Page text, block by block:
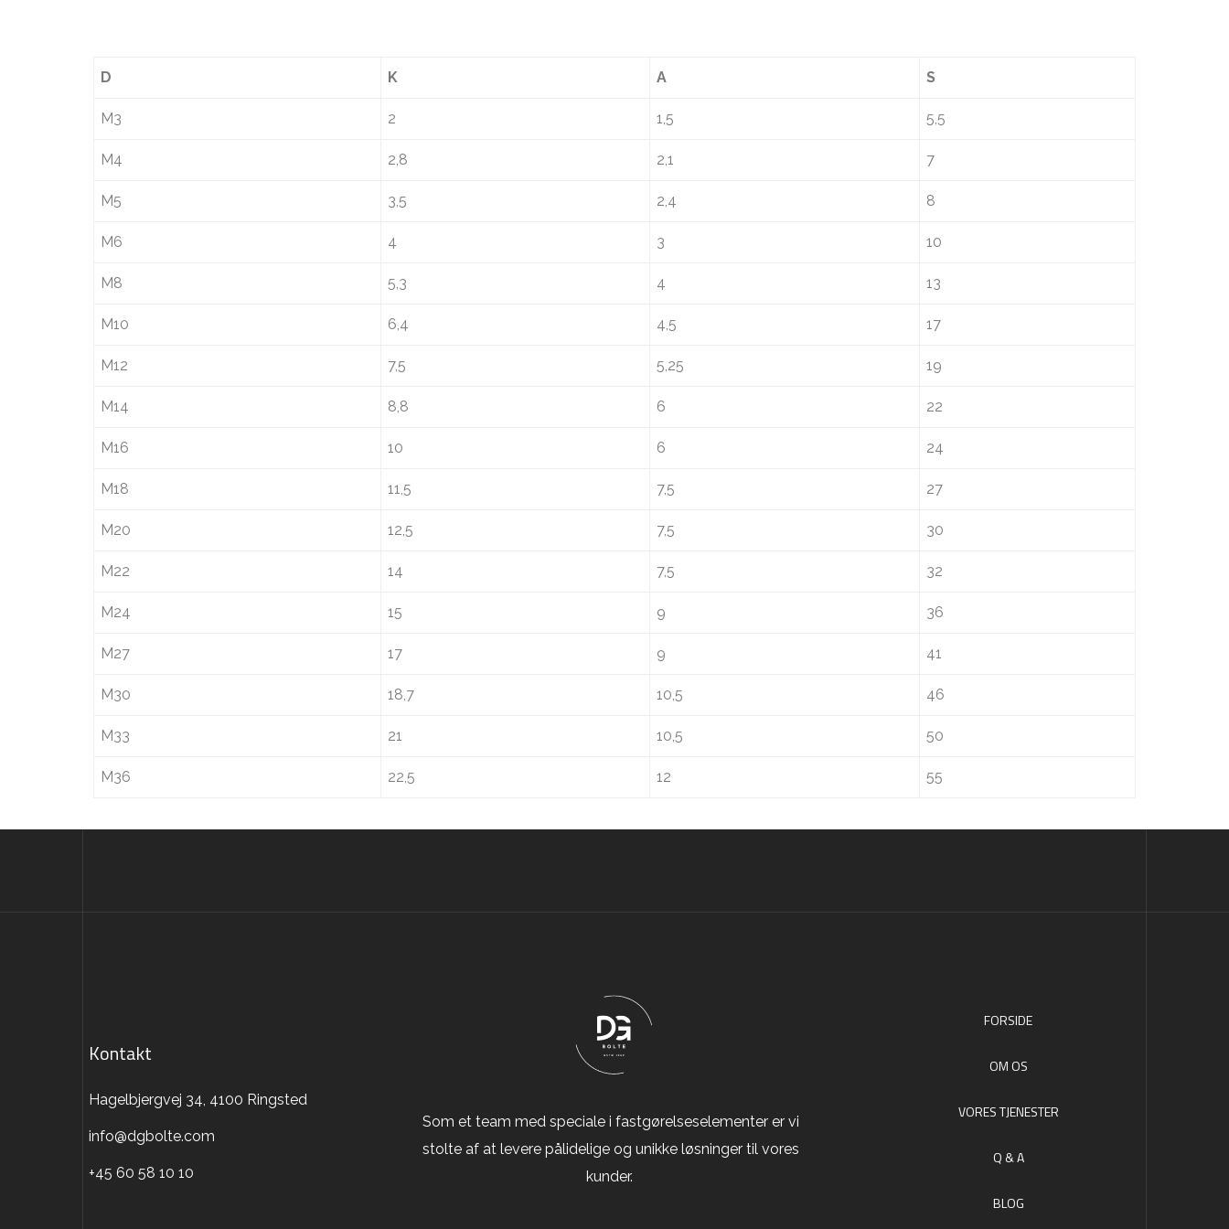
D K A S
M3 2 1,5 5,5
M4 2,8 2,1 7
M5 3,5 2,4 8
M6 4 3 10
M8 5,3 4 13
M10 6,4 4,5 17
M12 7,5 5,25 19
M14 8,8 6 22
M16 10 6 24
M18 11,5 7,5 27
M20 12,5 7,5 30
M22 14 7,5 32
M24 15 9 36
M27 17 9 41
M30 18,7 10,5 46
M33 21 10,5 50
M36 22,5 12 55
Kontakt
Hagelbjergvej 34, 4100 Ringsted
info@dgbolte.com
+45 60 58 10 10
Som et team med speciale i fastgørelseselementer er vi
stolte af at levere pålidelige og unikke løsninger til vores
kunder.
FORSIDE
OM OS
VORES TJENESTER
Q & A
BLOG